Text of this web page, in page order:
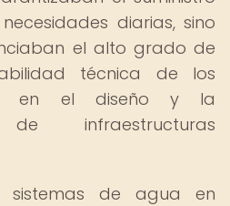
diarias, sino
el alto grado de
técnica de los
en el diseño y la
de infraestructuras
sistemas de agua en